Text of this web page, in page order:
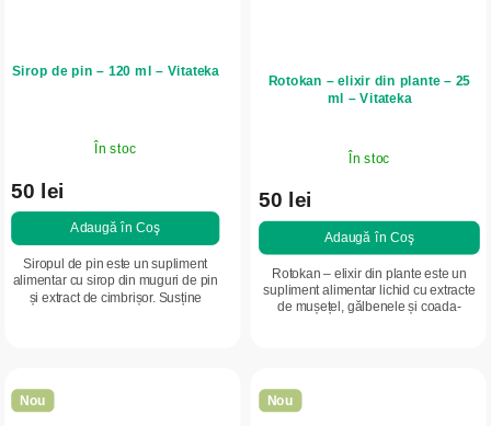
Sirop de pin – 120 ml – Vitateka
În stoc
50 lei
Adaugă în Coş
Siropul de pin este un supliment
alimentar cu sirop din muguri de pin
și extract de cimbrișor. Susține
Rotokan – elixir din plante – 25
ml – Vitateka
În stoc
50 lei
Adaugă în Coş
Rotokan – elixir din plante este un
supliment alimentar lichid cu extracte
de mușețel, gălbenele și coada-
Nou Nou